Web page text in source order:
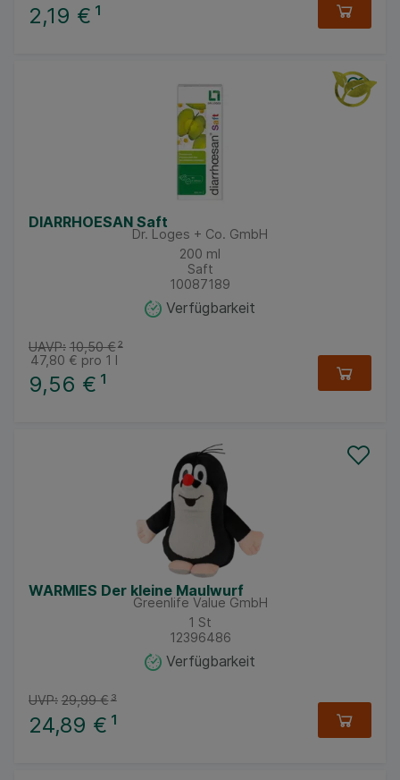
2,19 € ¹
DIARRHOESAN Saft
Dr. Loges + Co. GmbH
200 ml
Saft
10087189
Verfügbarkeit
9,56 € ¹
UAVP: 10,50 €²
47,80 € pro 1 l
WARMIES Der kleine Maulwurf
Greenlife Value GmbH
1 St
12396486
Verfügbarkeit
24,89 € ¹
UVP: 29,99 €³